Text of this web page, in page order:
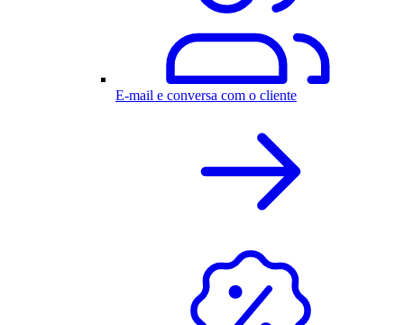
E-mail e conversa com o cliente